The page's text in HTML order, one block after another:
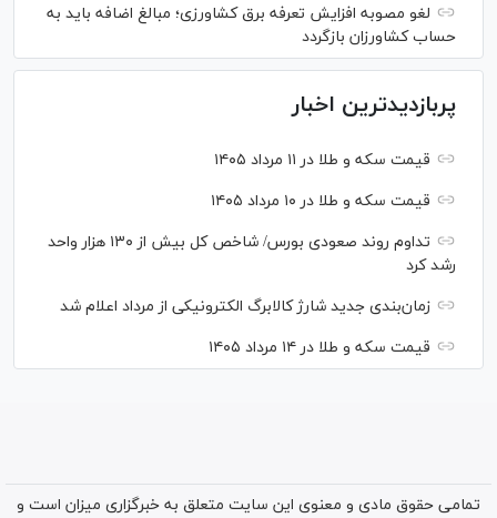
لغو مصوبه افزایش تعرفه برق کشاورزی؛ مبالغ اضافه باید به
حساب کشاورزان بازگردد
پربازدیدترین اخبار
قیمت سکه و طلا در ۱۱ مرداد ۱۴۰۵
قیمت سکه و طلا در ۱۰ مرداد ۱۴۰۵
تداوم روند صعودی بورس/ شاخص کل بیش از ۱۳۰ هزار واحد
رشد کرد
زمان‌بندی جدید شارژ کالابرگ الکترونیکی از مرداد اعلام شد
قیمت سکه و طلا در ۱۴ مرداد ۱۴۰۵
تمامی حقوق مادی و معنوی این سایت متعلق به خبرگزاری میزان است و